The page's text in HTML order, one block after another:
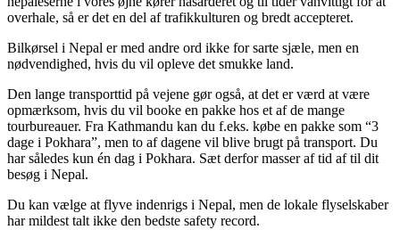
overhale, så er det en del af trafikkulturen og bredt accepteret.
Bilkørsel i Nepal er med andre ord ikke for sarte sjæle, men en
nødvendighed, hvis du vil opleve det smukke land.
Den lange transporttid på vejene gør også, at det er værd at være
opmærksom, hvis du vil booke en pakke hos et af de mange
tourbureauer. Fra Kathmandu kan du f.eks. købe en pakke som “3
dage i Pokhara”, men to af dagene vil blive brugt på transport. Du
har således kun én dag i Pokhara. Sæt derfor masser af tid af til dit
besøg i Nepal.
Du kan vælge at flyve indenrigs i Nepal, men de lokale flyselskaber
har mildest talt ikke den bedste safety record.